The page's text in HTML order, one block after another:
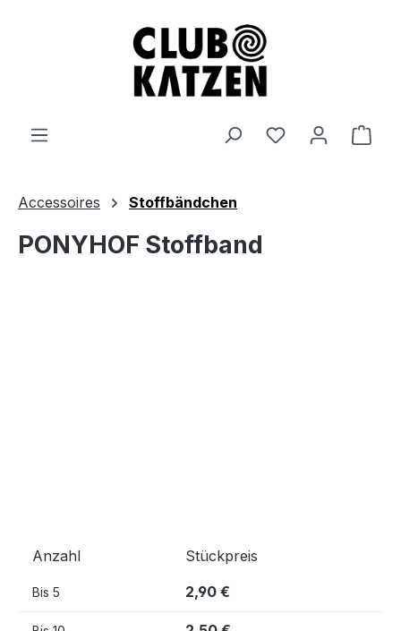
Accessoires Stoffbändchen
PONYHOF Stoffband
Anzahl Stückpreis
Bis 5 2,90 €